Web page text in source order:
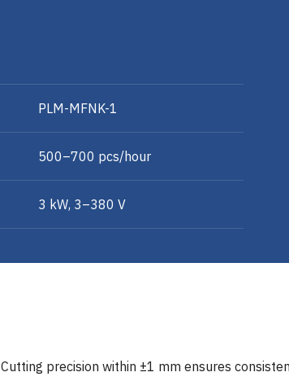
PLM-MFNK-1
500–700 pcs/hour
3 kW, 3–380 V
Cutting precision within ±1 mm ensures